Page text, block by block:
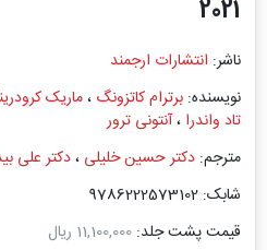
2021
ناشر: انتشارات ارجمند
نویسنده: برترام کاتزونگ ،ماریک
تاد واندرا ،آنتونی ترور
مترجم: دکتر حسین خلیلی ،دکتر علی
شابک: 9786222573102
قیمت پشت جلد: 11,100,000 ریال